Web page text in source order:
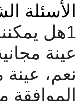
الأسئلة
1هل
عينة
نعم، عينة
الموافقة